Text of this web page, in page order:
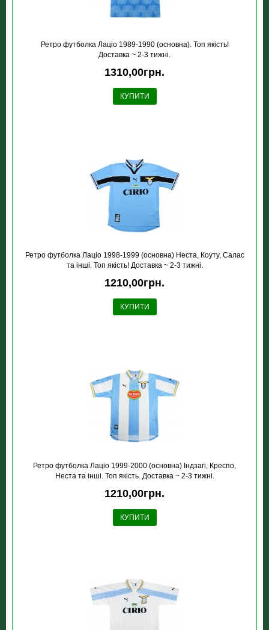
Ретро футболка Лацiо 1989-1990 (основна). Топ якість!
Доставка ~ 2-3 тижні.
1310,00грн.
КУПИТИ
Ретро футболка Лацiо 1998-1999 (основна) Неста, Коуту, Салас
та інші. Топ якість! Доставка ~ 2-3 тижні.
1210,00грн.
КУПИТИ
Ретро футболка Лацiо 1999-2000 (основна) Індзагі, Креспо,
Неста та інші. Топ якість. Доставка ~ 2-3 тижні.
1210,00грн.
КУПИТИ